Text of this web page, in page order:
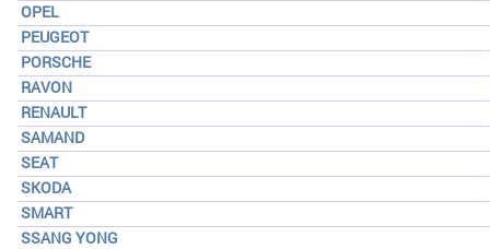
OPEL
PEUGEOT
PORSCHE
RAVON
RENAULT
SAMAND
SEAT
SKODA
SMART
SSANG YONG